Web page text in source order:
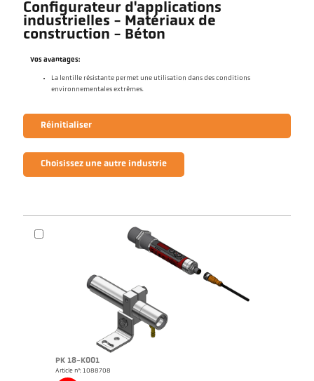
Configurateur d'applications
industrielles - Matériaux de
construction - Béton
Vos avantages:
La lentille résistante permet une utilisation dans des conditions
environnementales extrêmes.
Réinitialiser
Choisissez une autre industrie
PK 18-K001
Article n°: 1088708